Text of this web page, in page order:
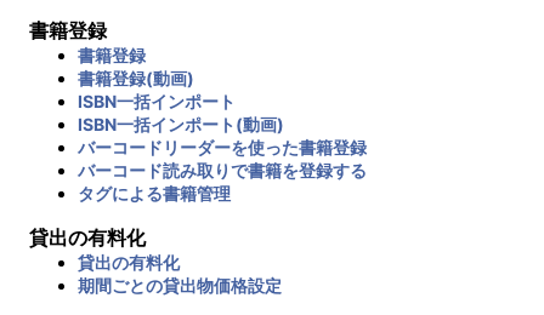
書籍登録
書籍登録
書籍登録(動画)
ISBN一括インポート
ISBN一括インポート(動画)
バーコードリーダーを使った書籍登録
バーコード読み取りで書籍を登録する
タグによる書籍管理
貸出の有料化
貸出の有料化
期間ごとの貸出物価格設定